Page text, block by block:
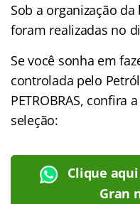
Sob a organização da
foram realizadas no
Se você sonha em
controlada pelo
PETROBRAS, confira
seleção:
Clique
Gran